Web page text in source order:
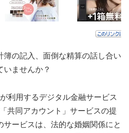
簿の記入、面倒な精算の話し合い
いませんか？
利用するデジタル金融サービス
共同アカウント」サービスの提
ービスは、法的な婚姻関係にと